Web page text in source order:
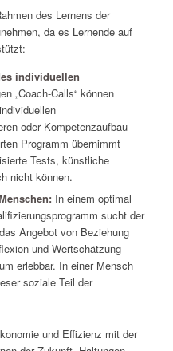
des Lernens der
da es Lernende auf
individuellen
„Coach-Calls“ können
oder Kompetenzaufbau
Programm übernimmt
Tests, künstliche
nicht können.
In einem optimal
sucht der
Angebot von Beziehung
und Wertschätzung
erlebbar. In einer Mensch
soziale Teil der
und Effizienz mit der